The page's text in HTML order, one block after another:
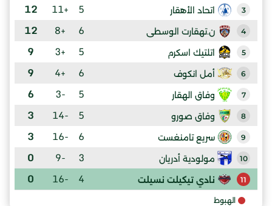
3 اتحاد الأهقار 5
+11
12
4 ن.تهقارت الوسطى 6
+8
12
5 اتلتيك اسكرم 5
+3
9
6 أمل انكوف 6
+4
9
7 وفاق الهقار 5
-3
6
8 وفاق صورو 5
-14
3
9 سريع تامنغست 6
-16
3
10 مولودية أدريان 3
-9
0
11 نادي تيكيلت نسيلت 4
-16
0
الهبوط